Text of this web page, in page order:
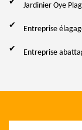
Jardinier Oye
Entreprise
Entreprise